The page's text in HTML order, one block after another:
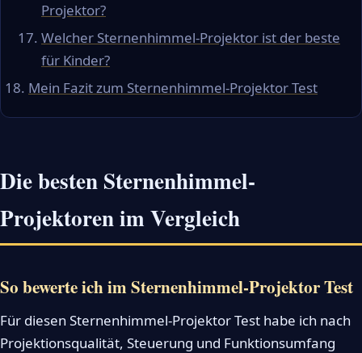
Projektor?
Welcher Sternenhimmel-Projektor ist der beste
für Kinder?
Mein Fazit zum Sternenhimmel-Projektor Test
Die besten Sternenhimmel-
Projektoren im Vergleich
So bewerte ich im Sternenhimmel-Projektor Test
Für diesen Sternenhimmel-Projektor Test habe ich nach
Projektionsqualität, Steuerung und Funktionsumfang